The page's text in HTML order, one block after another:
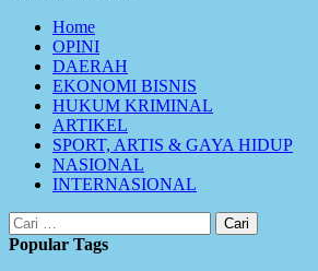
Primary
Menu
Home
OPINI
DAERAH
EKONOMI BISNIS
HUKUM KRIMINAL
ARTIKEL
SPORT, ARTIS & GAYA HIDUP
NASIONAL
INTERNASIONAL
Cari
untuk:
Popular Tags